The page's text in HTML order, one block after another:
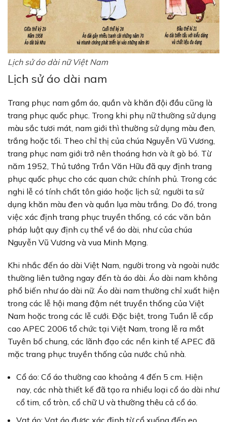
Lịch sử áo dài nữ Việt Nam
Lịch sử áo dài nam
Trang phục nam gồm áo, quần và khăn đội đầu cũng là
trang phục quốc phục. Trong khi phụ nữ thường sử dụng
màu sắc tươi mát, nam giới thì thường sử dụng màu đen,
trắng hoặc tối. Theo chỉ thị của chúa Nguyễn Vũ Vương,
trang phục nam giới trở nên thoáng hơn và ít gò bó. Từ
năm 1952, Thủ tướng Trần Văn Hữu đã quy định trang
phục quốc phục cho các quan chức chính phủ. Trong các
nghi lễ có tính chất tôn giáo hoặc lịch sử, người ta sử
dụng khăn màu đen và quần lụa màu trắng. Do đó, trong
việc xác định trang phục truyền thống, có các văn bản
pháp luật quy định cụ thể về áo dài, như của chúa
Nguyễn Vũ Vương và vua Minh Mạng.
Khi nhắc đến áo dài Việt Nam, người trong và ngoài nước
thường liên tưởng ngay đến tà áo dài. Áo dài nam không
phổ biến như áo dài nữ. Áo dài nam thường chỉ xuất hiện
trong các lễ hội mang đậm nét truyền thống của Việt
Nam hoặc trong các lễ cưới. Đặc biệt, trong Tuần lễ cấp
cao APEC 2006 tổ chức tại Việt Nam, trong lễ ra mắt
Tuyên bố chung, các lãnh đạo các nền kinh tế APEC đã
mặc trang phục truyền thống của nước chủ nhà.
Cổ áo: Cổ áo thường cao khoảng 4 đến 5 cm. Hiện
nay, các nhà thiết kế đã tạo ra nhiều loại cổ áo dài như
cổ tim, cổ tròn, cổ chữ U và thường thêu cả cổ áo.
Vạt áo: Vạt áo được xác định từ cổ xuống đến eo.